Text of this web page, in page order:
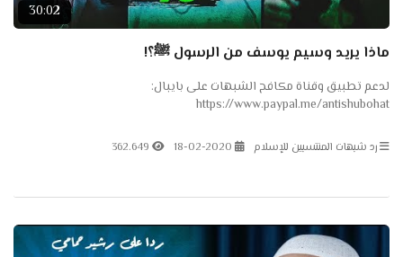
30:02
ماذا يريد وسيم يوسف من الرسول ﷺ؟!
لدعم تطبيق وقناة مكافح الشبهات على بايبال:
https://www.paypal.me/antishubohat
الشبهات على باتريون
رد شبهات المنتسبين للإسلام 18-02-2020
362.649